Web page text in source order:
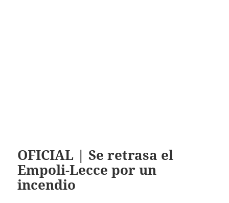
OFICIAL | Se retrasa el
Empoli-Lecce por un
incendio